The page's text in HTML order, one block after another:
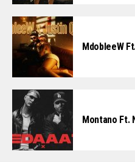
MdobleeW
Montano Ft.